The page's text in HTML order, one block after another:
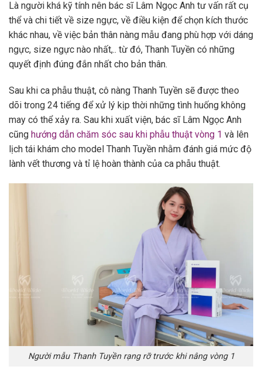
Là người khá kỹ tính nên bác sĩ Lâm Ngọc Anh tư vấn rất cụ
thể và chi tiết về size ngực, về điều kiện để chọn kích thước
khác nhau, về việc bản thân nàng mẫu đang phù hợp với dáng
ngực, size ngực nào nhất,.. từ đó, Thanh Tuyền có những
quyết định đúng đắn nhất cho bản thân.
Sau khi ca phẫu thuật, cô nàng Thanh Tuyền sẽ được theo
dõi trong 24 tiếng để xử lý kịp thời những tình huống không
may có thể xảy ra. Sau khi xuất viện, bác sĩ Lâm Ngọc Anh
cũng hướng dẫn chăm sóc sau khi phẫu thuật vòng 1 và lên
lịch tái khám cho model Thanh Tuyền nhằm đánh giá mức độ
lành vết thương và tỉ lệ hoàn thành của ca phẫu thuật.
Người mẫu Thanh Tuyền rạng rỡ trước khi nâng vòng 1